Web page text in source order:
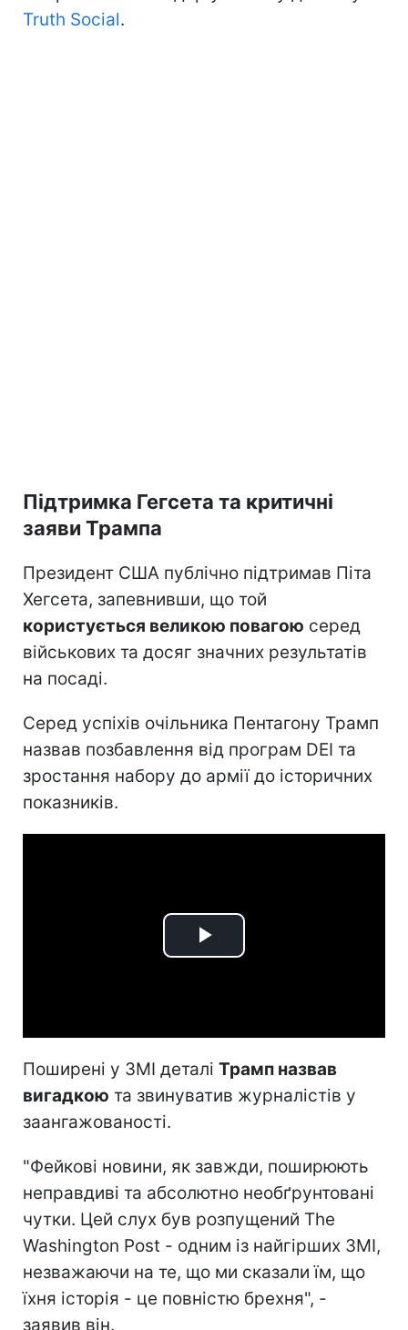
Truth Social.
Підтримка Гегсета та критичні
заяви Трампа
Президент США публічно підтримав Піта
Хегсета, запевнивши, що той
користується великою повагою серед
військових та досяг значних результатів
на посаді.
Серед успіхів очільника Пентагону Трамп
назвав позбавлення від програм DEI та
зростання набору до армії до історичних
показників.
Play
Поширені у ЗМІ деталі Трамп назвав
вигадкою та звинуватив журналістів у
заангажованості.
"Фейкові новини, як завжди, поширюють
неправдиві та абсолютно необґрунтовані
чутки. Цей слух був розпущений The
Washington Post - одним із найгірших ЗМІ,
незважаючи на те, що ми сказали їм, що
їхня історія - це повністю брехня", -
заявив він.